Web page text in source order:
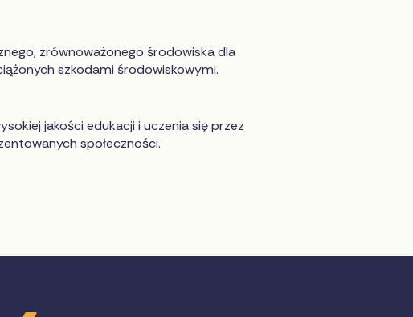
zrównoważonego środowiska dla
szkodami środowiskowymi.
jakości edukacji i uczenia się przez
społeczności.